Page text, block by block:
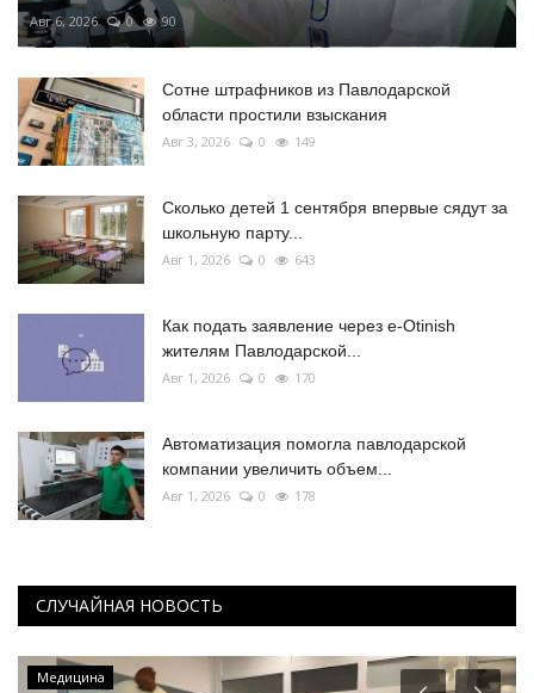
Авг 6, 2026 0 90
Сотне штрафников из Павлодарской
области простили взыскания
Авг 3, 2026 0 149
Сколько детей 1 сентября впервые сядут за
школьную парту...
Авг 1, 2026 0 643
Как подать заявление через e-Otinish
жителям Павлодарской...
Авг 1, 2026 0 170
Автоматизация помогла павлодарской
компании увеличить объем...
Авг 1, 2026 0 178
СЛУЧАЙНАЯ НОВОСТЬ
Медицина